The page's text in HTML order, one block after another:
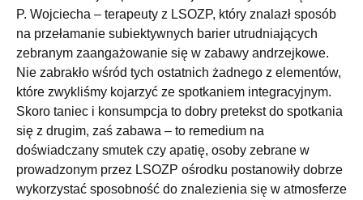
P. Wojciecha – terapeuty z LSOZP, który znalazł sposób
na przełamanie subiektywnych barier utrudniających
zebranym zaangażowanie się w zabawy andrzejkowe.
Nie zabrakło wśród tych ostatnich żadnego z elementów,
które zwykliśmy kojarzyć ze spotkaniem integracyjnym.
Skoro taniec i konsumpcja to dobry pretekst do spotkania
się z drugim, zaś zabawa – to remedium na
doświadczany smutek czy apatię, osoby zebrane w
prowadzonym przez LSOZP ośrodku postanowiły dobrze
wykorzystać sposobność do znalezienia się w atmosferze